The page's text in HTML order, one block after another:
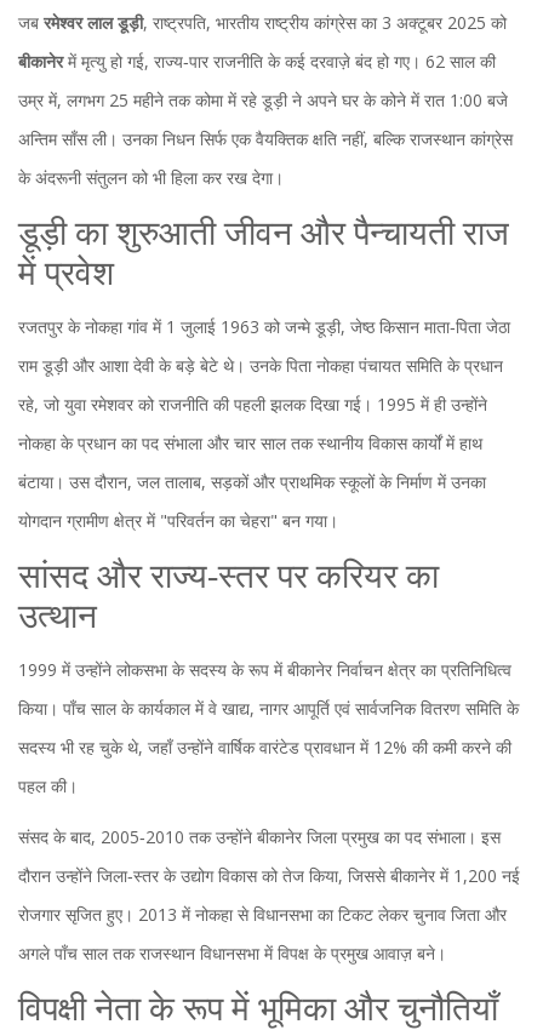
जब रमेश्वर लाल डूड़ी, राष्ट्रपति, भारतीय राष्ट्रीय कांग्रेसका 3 अक्टूबर 2025 को
बीकानेरमें मृत्यु हो गई, राज्य‑पार राजनीति के कई दरवाज़े बंद हो गए। 62 साल की
उम्र में, लगभग 25 महीने तक कोमा में रहे डूड़ी ने अपने घर के कोने में रात 1:00 बजे
अन्तिम साँस ली। उनका निधन सिर्फ एक वैयक्तिक क्षति नहीं, बल्कि राजस्थान कांग्रेस
के अंदरूनी संतुलन को भी हिला कर रख देगा।
डूड़ी का शुरुआती जीवन और पैन्चायती राज
में प्रवेश
रजतपुर केनोकहागांव में 1 जुलाई 1963 को जन्मे डूड़ी, जेष्ठ किसान माता‑पिताजेठा
राम डूड़ीऔर आशा देवीके बड़े बेटे थे। उनके पिता नोकहा पंचायत समिति के प्रधान
रहे, जो युवा रमेशवर को राजनीति की पहली झलक दिखा गई। 1995 में ही उन्होंने
नोकहा के प्रधान का पद संभाला और चार साल तक स्थानीय विकास कार्यों में हाथ
बंटाया। उस दौरान, जल तालाब, सड़कों और प्राथमिक स्कूलों के निर्माण में उनका
योगदान ग्रामीण क्षेत्र में "परिवर्तन का चेहरा" बन गया।
सांसद और राज्य‑स्तर पर करियर का
उत्थान
1999 में उन्होंने लोकसभाके सदस्य के रूप मेंबीकानेर निर्वाचन क्षेत्र का प्रतिनिधित्व
किया। पाँच साल के कार्यकाल में वे खाद्य, नागर आपूर्ति एवं सार्वजनिक वितरण समिति के
सदस्य भी रह चुके थे, जहाँ उन्होंने वार्षिक वारंटेड प्रावधान में 12% की कमी करने की
पहल की।
संसद के बाद, 2005‑2010 तक उन्होंने बीकानेर जिला प्रमुख का पद संभाला। इस
दौरान उन्होंने जिला‑स्तर के उद्योग विकास को तेज किया, जिससे बीकानेर में 1,200 नई
रोजगार सृजित हुए। 2013 में नोकहा से विधानसभा का टिकट लेकर चुनाव जिता और
अगले पाँच साल तकराजस्थान विधानसभामें विपक्ष के प्रमुख आवाज़ बने।
विपक्षी नेता के रूप में भूमिका और चुनौतियाँ